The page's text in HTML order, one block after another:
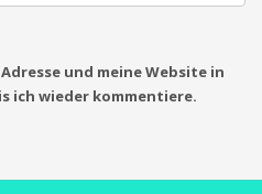
und meine Website in
ich wieder kommentiere.